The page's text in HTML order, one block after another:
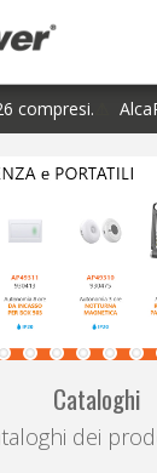
⚠
Cataloghi
dei